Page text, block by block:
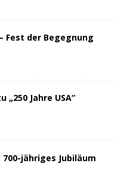
Fest der Begegnung
„250 Jahre USA“
jähriges Jubiläum